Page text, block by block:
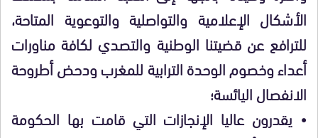
الأشكال الإعلامية والتواصلية والتوعوية المتاحة،
للترافع عن قضيتنا الوطنية والتصدي لكافة مناورات
أعداء وخصوم الوحدة الترابية للمغرب ودحض أطروحة
الانفصال اليائسة؛
• يقدرون عاليا الإنجازات التي قامت بها الحكومة